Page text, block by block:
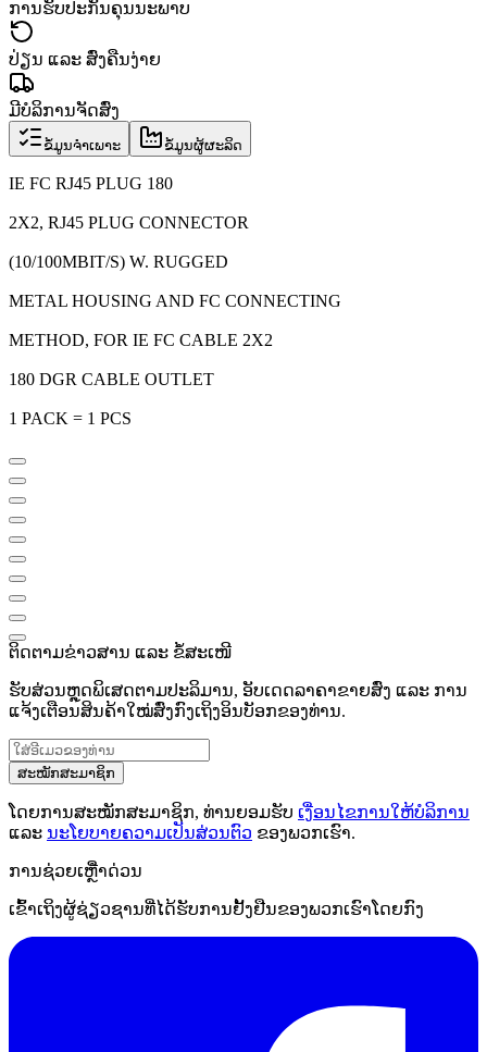
ການຮັບປະກັນຄຸນນະພາບ
ປ່ຽນ ແລະ ສົ່ງຄືນງ່າຍ
ມີບໍລິການຈັດສົ່ງ
ຂໍ້ມູນຈຳເພາະ ຂໍ້ມູນຜູ້ຜະລິດ
IE FC RJ45 PLUG 180
2X2, RJ45 PLUG CONNECTOR
(10/100MBIT/S) W. RUGGED
METAL HOUSING AND FC CONNECTING
METHOD, FOR IE FC CABLE 2X2
180 DGR CABLE OUTLET
1 PACK = 1 PCS
ຕິດຕາມຂ່າວສານ ແລະ ຂໍ້ສະເໜີ
ຮັບສ່ວນຫຼຸດພິເສດຕາມປະລິມານ, ອັບເດດລາຄາຂາຍສົ່ງ ແລະ ການ
ແຈ້ງເຕືອນສິນຄ້າໃໝ່ສົ່ງກົງເຖິງອິນບັອກຂອງທ່ານ.
ສະໝັກສະມາຊິກ
ໂດຍການສະໝັກສະມາຊິກ, ທ່ານຍອມຮັບ ເງື່ອນໄຂການໃຫ້ບໍລິການ
ແລະ ນະໂຍບາຍຄວາມເປັນສ່ວນຕົວ ຂອງພວກເຮົາ.
ການຊ່ວຍເຫຼືໍາດ່ວນ
ເຂົ້າເຖິງຜູ້ຊ່ຽວຊານທີ່ໄດ້ຮັບການຢັ້ງຢືນຂອງພວກເຮົາໂດຍກົງ